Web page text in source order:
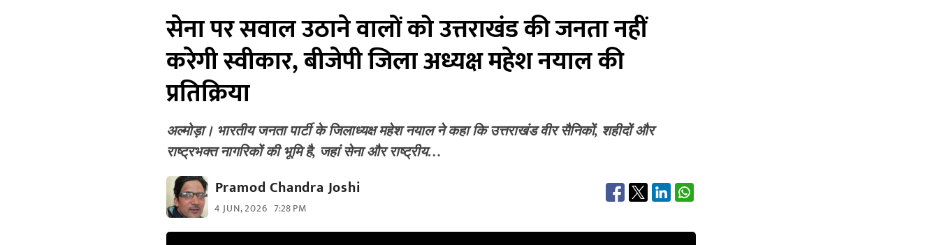
सेना पर सवाल उठाने वालों को उत्तराखंड की जनता नहीं
करेगी स्वीकार, बीजेपी जिला अध्यक्ष महेश नयाल की
प्रतिक्रिया
अल्मोड़ा। भारतीय जनता पार्टी के जिलाध्यक्ष महेश नयाल ने कहा कि उत्तराखंड वीर सैनिकों, शहीदों और
राष्ट्रभक्त नागरिकों की भूमि है, जहां सेना और राष्ट्रीय…
Pramod Chandra Joshi
4 JUN, 2026 7:28 PM